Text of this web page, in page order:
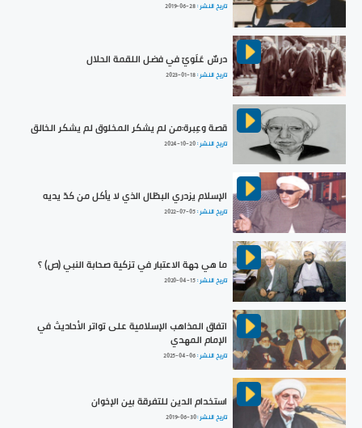
تاريخ النشر :2019-06-28
درسٌ عَلَويّ في فضل اللقمة الحلال
تاريخ النشر :2023-01-18
قصة وعِبرة:من لم يشكر المخلوق لم يشكر الخالق
تاريخ النشر :2024-10-20
الإسلام يزدري البطّال الذي لا يأكل من كدّ يديه
تاريخ النشر :2022-07-05
ما هي جهة الاعتبار في تزكية صحابة النبي (ص) ؟
تاريخ النشر :2020-04-15
اتفاق المذاهب الإسلامية على تواتر الأحاديث في
الإمام المهدي
تاريخ النشر :2025-04-06
استخدام الدين للتفرقة بين الإخوان
تاريخ النشر :2019-06-30